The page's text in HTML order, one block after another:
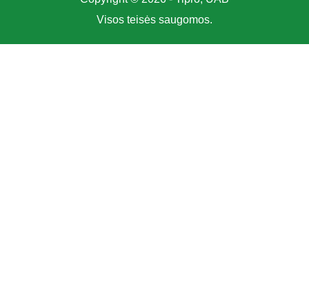
Visos teisės saugomos.